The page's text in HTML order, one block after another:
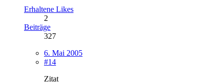
Erhaltene Likes
2
Beiträge
327
6. Mai 2005
#14
Zitat